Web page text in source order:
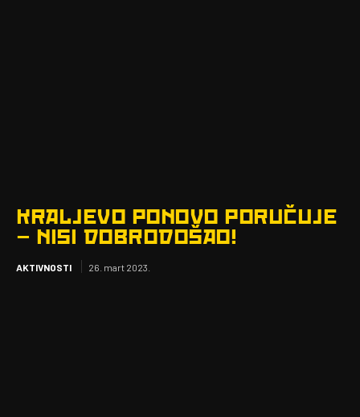
KRALJEVO PONOVO PORUČUJE
– NISI DOBRODOŠAO!
AKTIVNOSTI 26. mart 2023.